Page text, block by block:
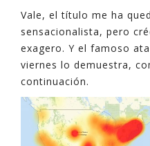
Vale, el título me ha
sensacionalista, pero
exagero. Y el famoso
viernes lo demuestra,
continuación.